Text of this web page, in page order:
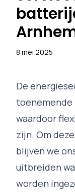
8 mei 2025
De
waardoor
zijn. Om
blijven we
uitbreiden
worden